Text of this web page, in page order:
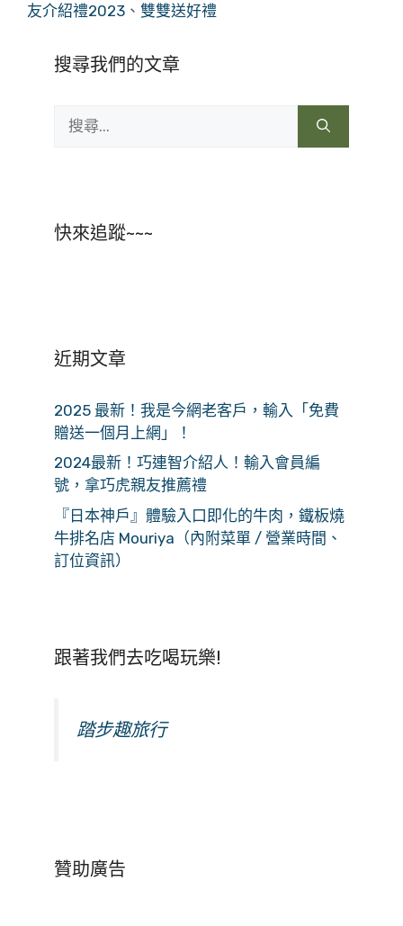
友介紹禮2023 、 雙雙送好禮
搜尋我們的文章
尋:
快來追蹤~~~
近期文章
2025 最新！我是今網老客戶，輸入「免費
贈送一個月上網」！
2024最新！巧連智介紹人！輸入會員編
號，拿巧虎親友推薦禮
『日本神戶』體驗入口即化的牛肉，鐵板燒
牛排名店 Mouriya（內附菜單 / 營業時間、
訂位資訊）
跟著我們去吃喝玩樂!
踏步趣旅行
贊助廣告